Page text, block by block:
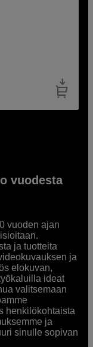
vuodesta
vuoden ajan
ja tuotteita
ja
elokuvan,
ideat
valitsemaan
henkilökohtaista
ja
sinulle sopivan